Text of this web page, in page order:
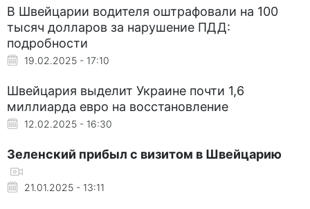
В Швейцарии водителя оштрафовали на 100
тысяч долларов за нарушение ПДД:
подробности
19.02.2025 - 17:10
Швейцария выделит Украине почти 1,6
миллиарда евро на восстановление
12.02.2025 - 16:30
Зеленский прибыл с визитом в Швейцарию
21.01.2025 - 13:11